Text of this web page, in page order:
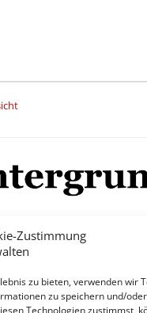
Zustimmung
zu bieten, verwenden wir
zu speichern und/
Technologien zustimmst,
Mehr